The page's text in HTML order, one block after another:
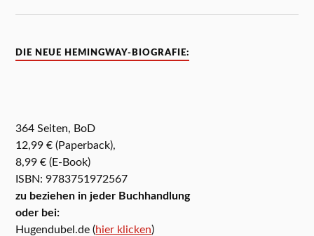
DIE NEUE HEMINGWAY-BIOGRAFIE:
364 Seiten, BoD
12,99 € (Paperback),
8,99 € (E-Book)
ISBN: 9783751972567
zu beziehen in jeder Buchhandlung
oder bei:
Hugendubel.de (hier klicken)